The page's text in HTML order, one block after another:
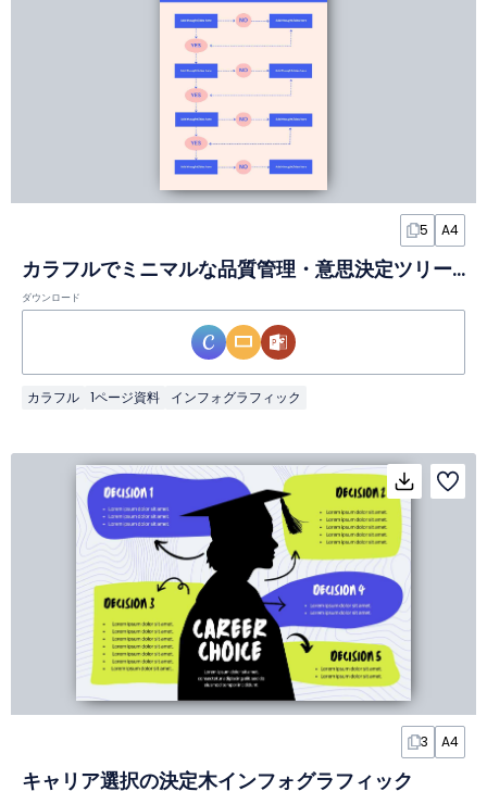
5 A4
カラフルでミニマルな品質管理・意思決定ツリーインフォグラフィック
ダウンロード
カラフル 1ページ資料 インフォグラフィック
3 A4
キャリア選択の決定木インフォグラフィック